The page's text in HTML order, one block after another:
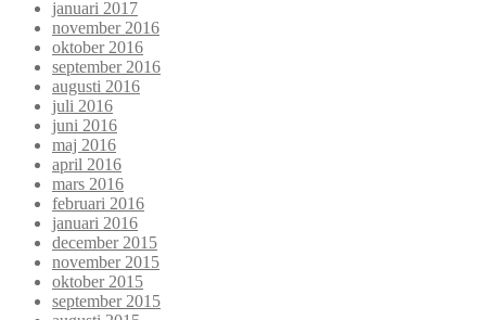
januari 2017
november 2016
oktober 2016
september 2016
augusti 2016
juli 2016
juni 2016
maj 2016
april 2016
mars 2016
februari 2016
januari 2016
december 2015
november 2015
oktober 2015
september 2015